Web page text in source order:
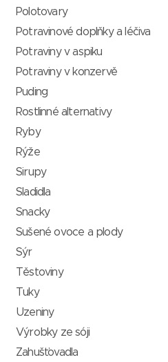
Polotovary
Potravinové doplňky a léčiva
Potraviny v aspiku
Potraviny v konzervě
Puding
Rostlinné alternativy
Ryby
Rýže
Sirupy
Sladidla
Snacky
Sušené ovoce a plody
Sýr
Těstoviny
Tuky
Uzeniny
Výrobky ze sóji
Zahušťovadla